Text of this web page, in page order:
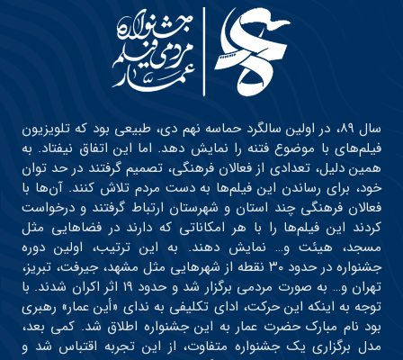
سال ۸۹، در اولین سالگرد حماسه نهم دی، طبیعی بود که تلویزیون
فیلم‌های با موضوع فتنه را نمایش دهد. اما این اتفاق نیفتاد. به
همین دلیل، تعدادی از فعالان فرهنگی، تصمیم گرفتند در حد توان
خود، برای رساندن این فیلم‌ها به دست مردم تلاش کنند. آن‌ها با
فعالان فرهنگی چند استان و شهرستان ارتباط گرفتند و درخواست
کردند این فیلم‌ها را با هر امکاناتی که دارند در فضاهایی مثل
مسجد، هیئت و… نمایش دهند. به این ترتیب، اولین دوره
جشنواره در حدود ۳۰ نقطه از شهرهایی مثل مشهد، جیرفت، تبریز،
تهران و… به صورت مردمی برگزار شد و حدود ۱۹ اثر اکران شدند. با
توجه به اینکه این حرکت، ادای تکلیفی به ندای «أین عمار» رهبری
بود نام مبارک حضرت عمار به این جشنواره اطلاق شد. کمی بعد،
مدل برگزاری یک جشنواره متفاوت، از این تجربه اقتباس شد و